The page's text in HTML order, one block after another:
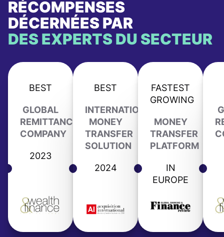
RÉCOMPENSES
DÉCERNÉES PAR
DES EXPERTS DU SECTEUR
BEST
GLOBAL
REMITTANCE
COMPANY
2023
BEST
INTERNATIONAL
MONEY
TRANSFER
SOLUTION
2024
FASTEST
GROWING
MONEY
TRANSFER
PLATFORM
IN
EUROPE